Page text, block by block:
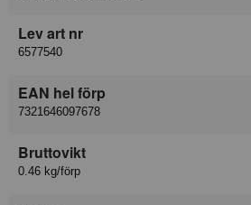
Lev art nr
6577540
EAN hel förp
7321646097678
Bruttovikt
0.46 kg/förp